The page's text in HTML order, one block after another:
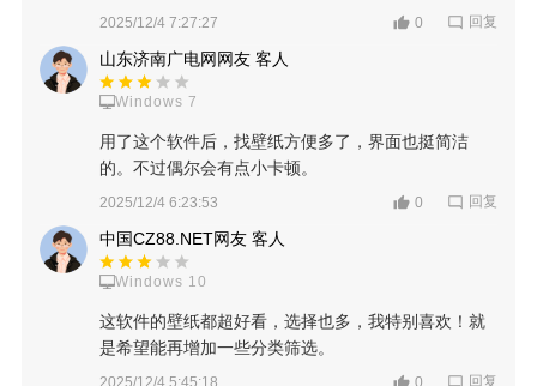
2025/12/4 7:27:27 0 回复
山东济南广电网网友 客人
Windows 7
用了这个软件后，找壁纸方便多了，界面也挺简洁
的。不过偶尔会有点小卡顿。
2025/12/4 6:23:53 0 回复
中国CZ88.NET网友 客人
Windows 10
这软件的壁纸都超好看，选择也多，我特别喜欢！就
是希望能再增加一些分类筛选。
2025/12/4 5:45:18 0 回复